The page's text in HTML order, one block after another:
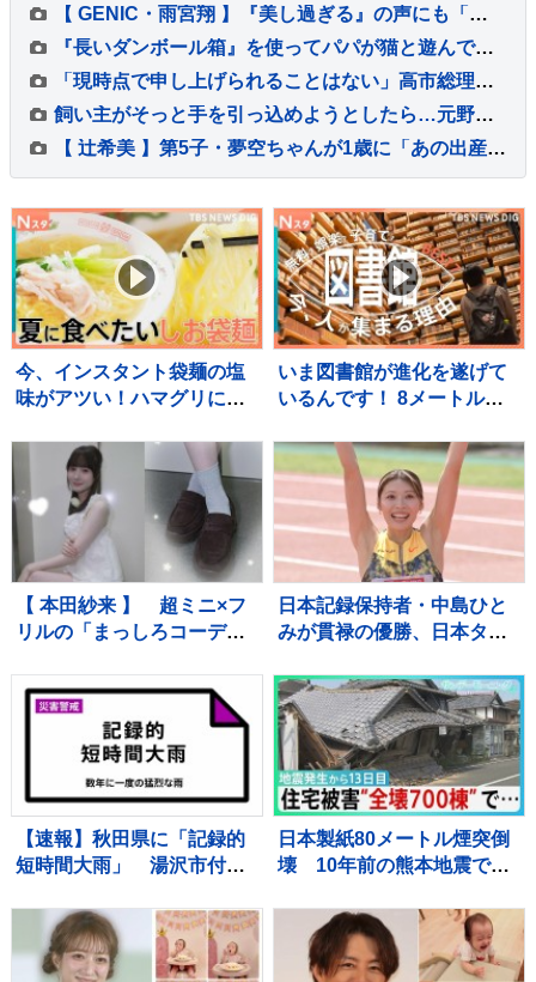
【 GENIC・雨宮翔 】『美し過ぎる』の声にも「もっとできる」 25歳を迎え 演じたいのは「サイコパス」
『長いダンボール箱』を使ってパパが猫と遊んでみた結果…微笑ましすぎる光景が113万再生「戻るの早いｗ」「旦那様が一番楽しそうｗ」
「現時点で申し上げられることはない」高市総理 内閣改造・自民党役員人事の時期などについて明言避ける “熊本地震対応に総力を挙げ取り組む”
飼い主がそっと手を引っ込めようとしたら…元野良猫がとった『尊すぎる行動』が20万表示「最強に可愛いやり取りｗ」「圧がすごいｗ」
【 辻希美 】第5子・夢空ちゃんが1歳に「あの出産から1年……本当に早すぎます」 手や口元がクリームだらけでケーキ頬張る姿も
今、インスタント袋麺の塩
味がアツい！ハマグリに毛
麺も！専門家ゲキ推しの7品
を大家族が1週間ガチ比較！
【それスタ】
いま図書館が進化を遂げて
いるんです！ 8メートルの
ー、音楽スタジオまで！ 図
書館の専門家が厳選した進
化系図書館ベスト7をご紹
介！
【 本田紗来 】 超ミニ×フ
リルの「まっしろコーデ」
わ！」と絶賛 「天使すぎ
っ」可愛さにファン歓喜
日本記録保持者・中島ひと
みが貫禄の優勝、日本タイ
を制す 予選で12秒62の日
本新をマーク【陸上・富士
北麓ワールドトライアル】
【速報】秋田県に「記録的
短時間大雨」 湯沢市付近
な雨 災害警戒 9日13:49時
日本製紙80メートル煙突倒
壊 10年前の熊本地震で補
本“避難解除”前になぜ再入
館？下水管破損で田んぼ
に“汚水” 直下に断層 住